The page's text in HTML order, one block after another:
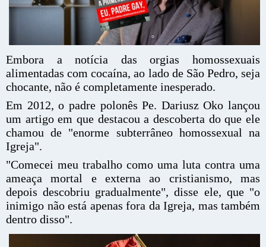
Embora a notícia das orgias homossexuais
alimentadas com cocaína, ao lado de São Pedro, seja
chocante, não é completamente inesperado.
Em 2012, o padre polonês Pe. Dariusz Oko lançou
um artigo em que destacou a descoberta do que ele
chamou de "enorme subterrâneo homossexual na
Igreja".
"Comecei meu trabalho como uma luta contra uma
ameaça mortal e externa ao cristianismo, mas
depois descobriu gradualmente", disse ele, que "o
inimigo não está apenas fora da Igreja, mas também
dentro disso".